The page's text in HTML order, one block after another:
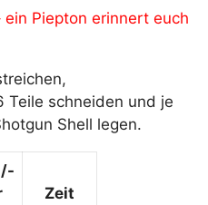
Piepton erinnert euch
Teile schneiden und je
Shell legen.
Zeit